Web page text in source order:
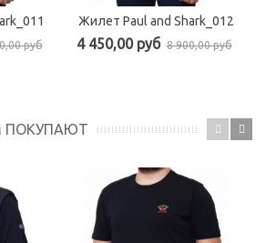
руб
Жилет Paul and Shark_012
4 450,00 руб 8 900,00 руб
ПОКУПАЮТ